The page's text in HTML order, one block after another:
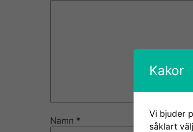
Namn *
Kakor
Vi bjuder
såklart